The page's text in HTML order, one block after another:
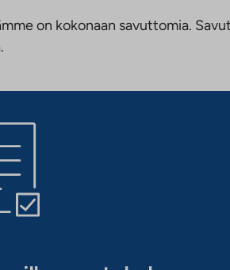
on kokonaan savuttomia.